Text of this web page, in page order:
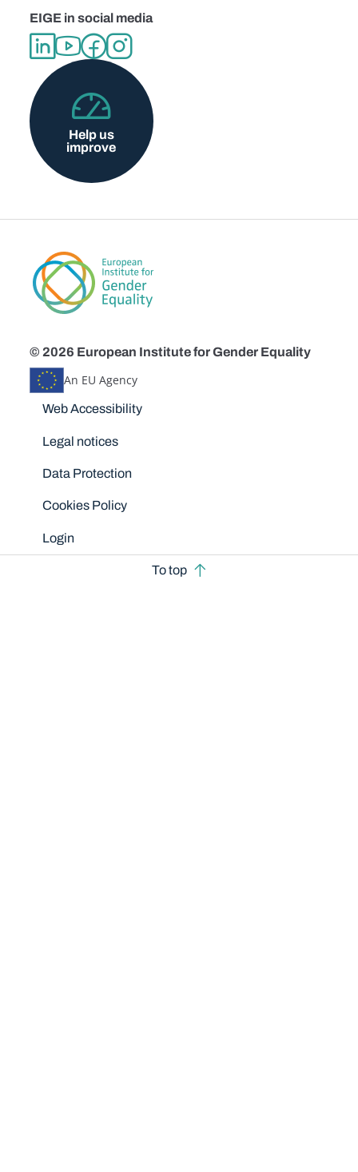
EIGE in social media
Help us
improve
© 2026 European Institute for Gender Equality
An EU Agency
Disclaimers
Web Accessibility
Legal notices
Data Protection
Cookies Policy
Login
To top